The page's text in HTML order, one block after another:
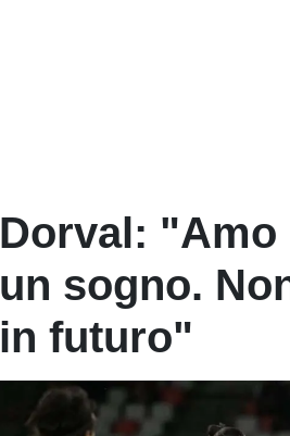
Dorval: "Amo
un sogno.
in futuro"